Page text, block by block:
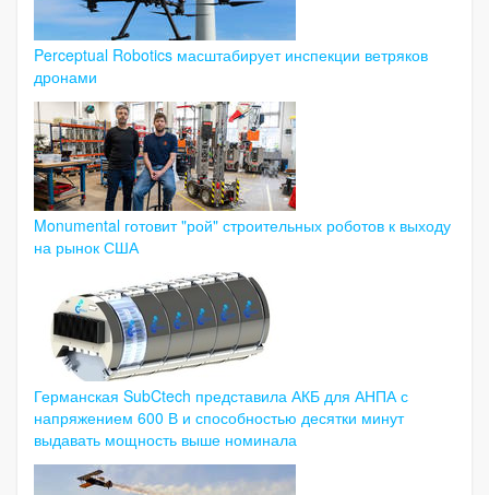
Perceptual Robotics масштабирует инспекции ветряков
дронами
Monumental готовит "рой" строительных роботов к выходу
на рынок США
Германская SubCtech представила АКБ для АНПА с
напряжением 600 В и способностью десятки минут
выдавать мощность выше номинала